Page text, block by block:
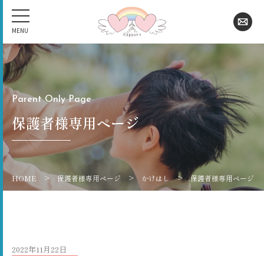
Parent Only Page
保護者様専用ページ
HOME > 保護者様専用ページ > かけはし > 保護者様専用ページ
2022年11月22日